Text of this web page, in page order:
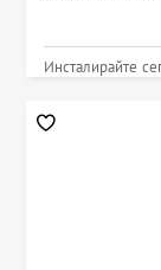
Инсталирайте